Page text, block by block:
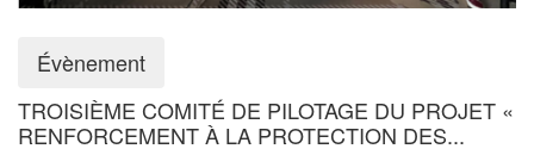
Évènement
TROISIÈME COMITÉ DE PILOTAGE DU PROJET «
RENFORCEMENT À LA PROTECTION DES...